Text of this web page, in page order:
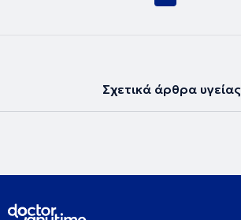
Σχετικά άρθρα υγείας